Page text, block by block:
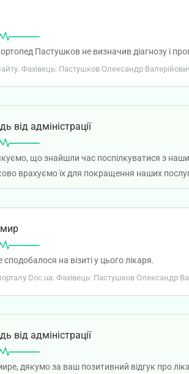
Пастушков не визначив діагнозу і
Фахівець: Пастушков Олександр
від адміністрації
що знайшли час поспілкуватися з
врахуємо їх для покращення наших
сподобалося на візиті у цього лікаря.
Doc.ua. Фахівець: Пастушков Олександр
від адміністрації
дякумо за ваш позитивний відгук про